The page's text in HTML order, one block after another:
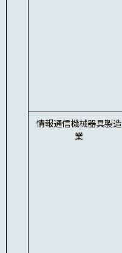
情報通信機械器具製造
業